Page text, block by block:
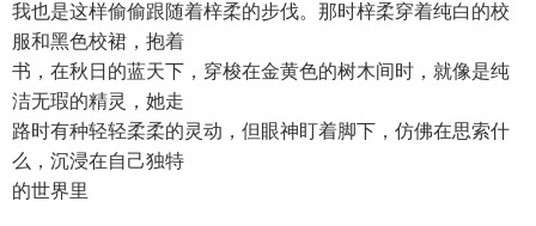
我也是这样偷偷跟随着梓柔的步伐。那时梓柔穿着纯白的校
服和黑色校裙，抱着
书，在秋日的蓝天下，穿梭在金黄色的树木间时，就像是纯
洁无瑕的精灵，她走
路时有种轻轻柔柔的灵动，但眼神盯着脚下，仿佛在思索什
么，沉浸在自己独特
的世界里